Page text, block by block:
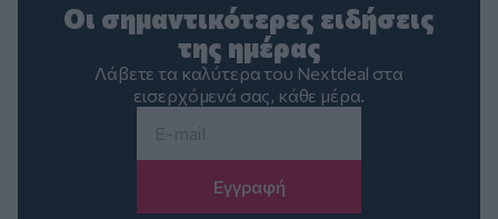
Οι σημαντικότερες ειδήσεις
της ημέρας
Λάβετε τα καλύτερα του Nextdeal στα
εισερχόμενά σας, κάθε μέρα.